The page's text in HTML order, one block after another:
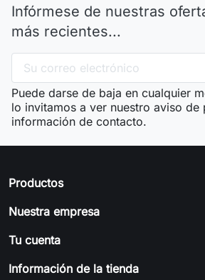
Infórmese de nuestras
más recientes...
Puede darse de baja en cualquier
lo invitamos a ver nuestro aviso de
información de contacto.
Productos
Nuestra empresa
Tu cuenta
Información de la tienda